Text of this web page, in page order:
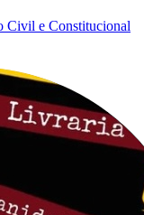
Civil e Constitucional